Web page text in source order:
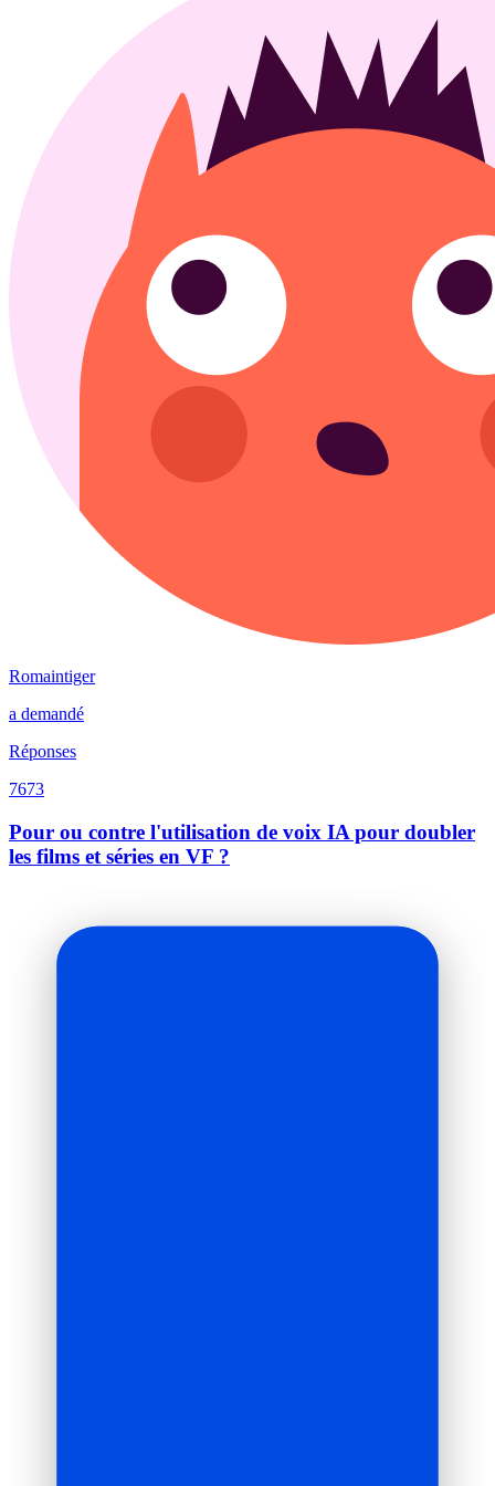
Romaintiger
a demandé
Réponses
7673
Pour ou contre l'utilisation de voix IA pour doubler
les films et séries en VF ?